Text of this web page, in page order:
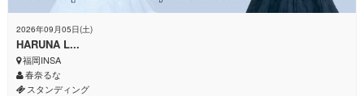
2026年09月05日(土)
HARUNA L...
福岡INSA
春奈るな
スタンディング